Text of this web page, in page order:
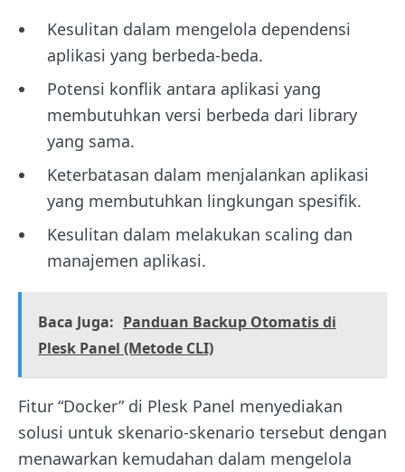
Kesulitan dalam mengelola dependensi
aplikasi yang berbeda-beda.
Potensi konflik antara aplikasi yang
membutuhkan versi berbeda dari library
yang sama.
Keterbatasan dalam menjalankan aplikasi
yang membutuhkan lingkungan spesifik.
Kesulitan dalam melakukan scaling dan
manajemen aplikasi.
Baca Juga: Panduan Backup Otomatis di
Plesk Panel (Metode CLI)
Fitur “Docker” di Plesk Panel menyediakan
solusi untuk skenario-skenario tersebut dengan
menawarkan kemudahan dalam mengelola